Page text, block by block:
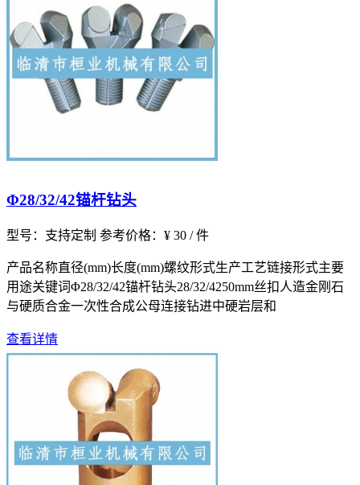
Φ28/32/42锚杆钻头
型号：支持定制 参考价格：¥ 30 / 件
产品名称直径(mm)长度(mm)螺纹形式生产工艺链接形式主要
用途关键词Φ28/32/42锚杆钻头28/32/4250mm丝扣人造金刚石
与硬质合金一次性合成公母连接钻进中硬岩层和
查看详情